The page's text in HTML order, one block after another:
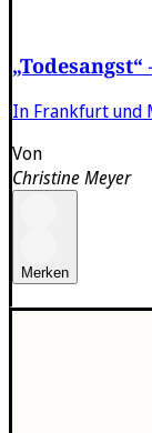
In Frankfurt und
Von
Christine Meyer
Merken